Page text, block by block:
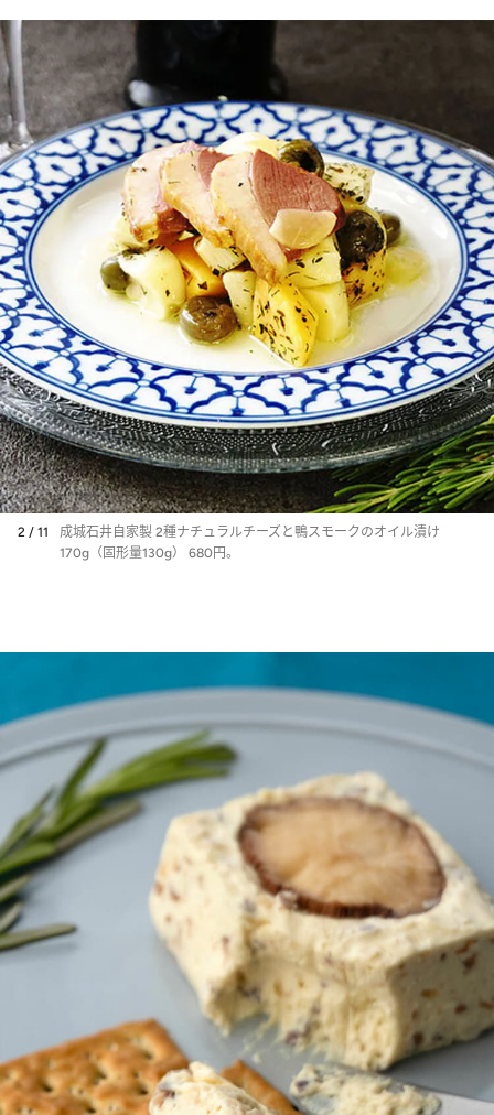
2 / 11
成城石井自家製 2種ナチュラルチーズと鴨スモークのオイル漬け
170g（固形量130g） 680円。